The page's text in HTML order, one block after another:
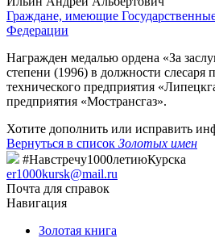
Граждане, имеющие
Федерации
Награжден медалью ордена «За
степени (1996) в должности слесаря
технического предприятия
предприятия «Мострансгаз».
Хотите дополнить или исправить
Вернуться в список Золотых имен
#Навстречу1000летиюКурска
er1000kursk@mail.ru
Почта для справок
Навигация
Золотая книга